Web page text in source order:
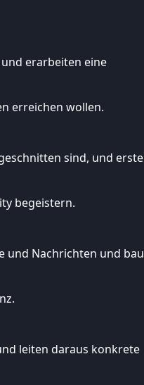
erarbeiten eine
erreichen wollen.
sind, und
begeistern.
Nachrichten und
leiten daraus konkrete